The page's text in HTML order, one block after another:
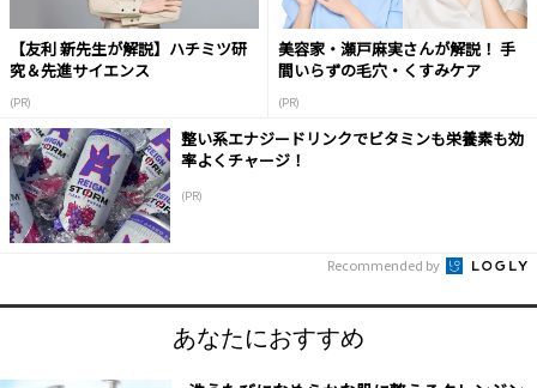
【友利 新先生が解説】ハチミツ研
究＆先進サイエンス
(PR)
美容家・瀬戸麻実さんが解説！ 手
間いらずの毛穴・くすみケア
(PR)
整い系エナジードリンクでビタミンも栄養素も効
率よくチャージ！
(PR)
Recommended by
あなたにおすすめ